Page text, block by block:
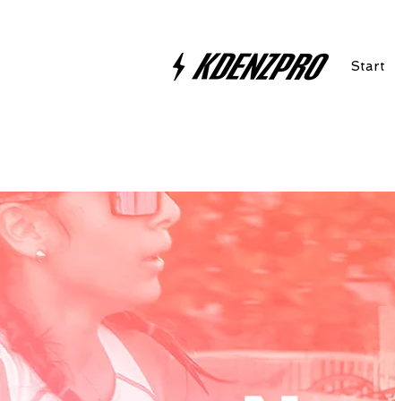
Start